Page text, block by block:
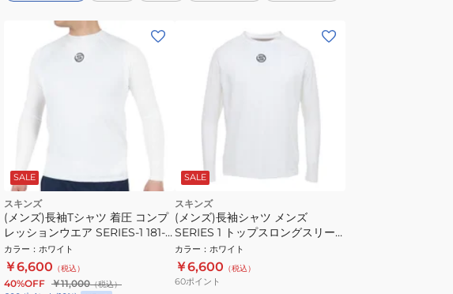
SALE
スキンズ
(メンズ)長袖Tシャツ 着圧 コンプ
レッションウエア SERIES-1 181-
20110-004
カラー ： ホワイト
￥6,600 （税込）
40%OFF ￥11,000（税込）
SALE
スキンズ
(メンズ)長袖シャツ メンズ
SERIES 1 トップスロングスリー
ブ 181-21110-004
カラー ： ホワイト
￥6,600 （税込）
60ポイント